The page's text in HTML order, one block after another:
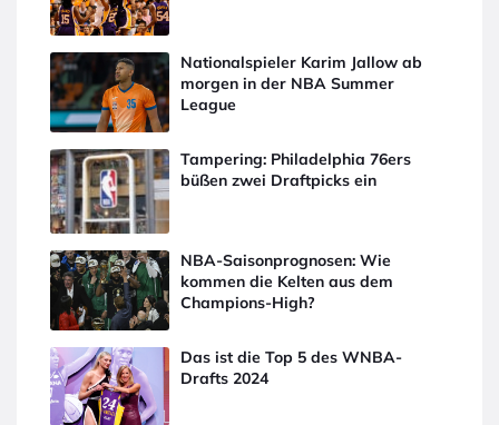
Nationalspieler Karim Jallow ab
morgen in der NBA Summer
League
Tampering: Philadelphia 76ers
büßen zwei Draftpicks ein
NBA-Saisonprognosen: Wie
kommen die Kelten aus dem
Champions-High?
Das ist die Top 5 des WNBA-
Drafts 2024